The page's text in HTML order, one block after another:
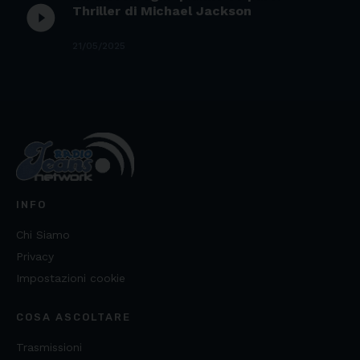
play_circle_filled
Thriller di Michael Jackson
INFO
Chi Siamo
Privacy
Impostazioni cookie
COSA ASCOLTARE
Trasmissioni